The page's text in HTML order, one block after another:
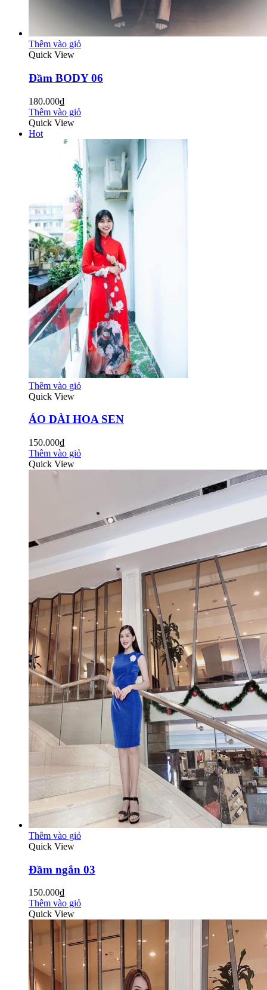
Thêm vào giỏ
Quick View
Đầm BODY 06
180.000₫
Thêm vào giỏ
Quick View
Hot
Thêm vào giỏ
Quick View
ÁO DÀI HOA SEN
150.000₫
Thêm vào giỏ
Quick View
Thêm vào giỏ
Quick View
Đầm ngắn 03
150.000₫
Thêm vào giỏ
Quick View